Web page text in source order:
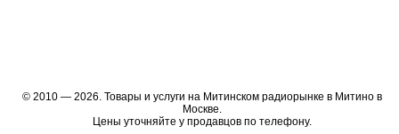
© 2010 — 2026. Товары и услуги на Митинском радиорынке в Митино в
Москве.
Цены уточняйте у продавцов по телефону.